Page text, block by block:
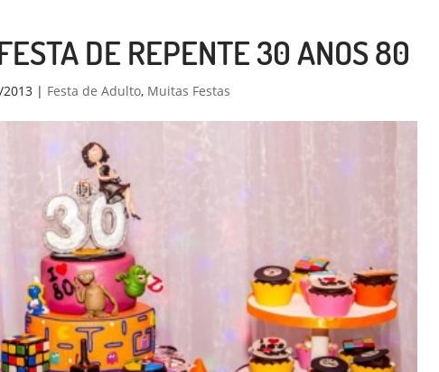
DE REPENTE 30 ANOS 80
| Festa de Adulto, Muitas Festas